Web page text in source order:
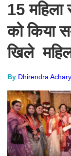
15
को किया
खिले
By Dhirendra